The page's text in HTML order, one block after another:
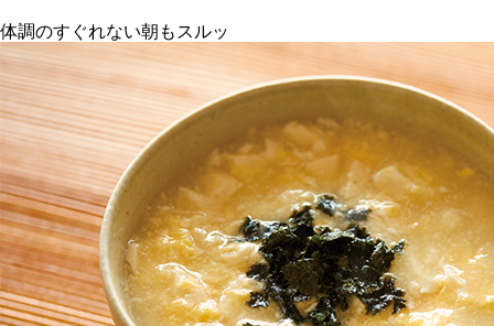
体調のすぐれない朝もスルッ